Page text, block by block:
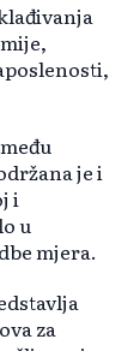
je i
i
u
mjera.
za